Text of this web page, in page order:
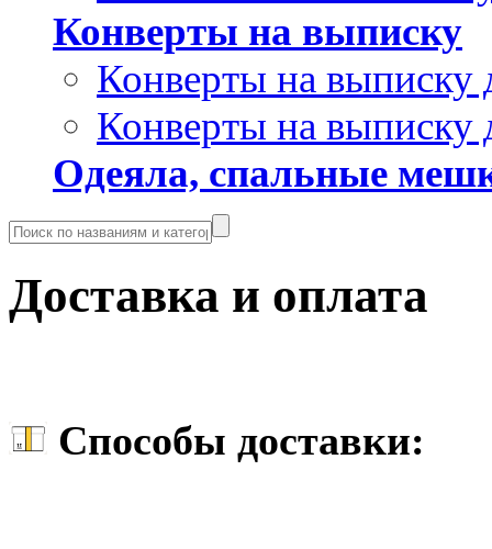
Конверты на выписку
Конверты на выписку
Конверты на выписку
Одеяла, спальные
Доставка и оплата
Способы доставки: